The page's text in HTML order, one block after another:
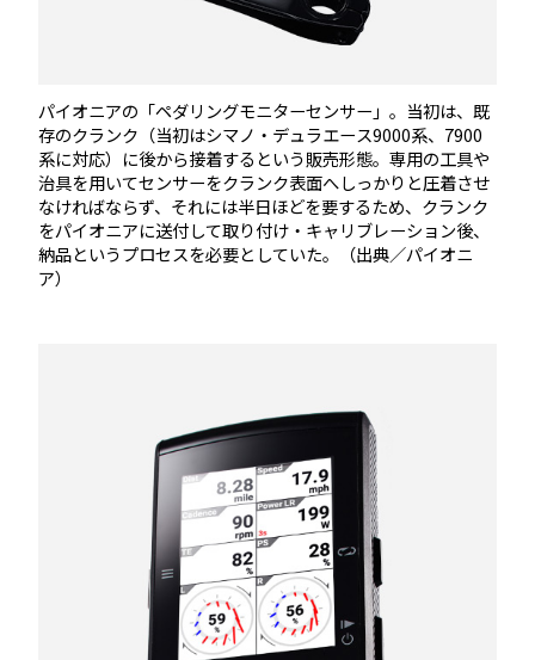
パイオニアの「ペダリングモニターセンサー」。当初は、既
存のクランク（当初はシマノ・デュラエース9000系、7900
系に対応）に後から接着するという販売形態。専用の工具や
治具を用いてセンサーをクランク表面へしっかりと圧着させ
なければならず、それには半日ほどを要するため、クランク
をパイオニアに送付して取り付け・キャリブレーション後、
納品というプロセスを必要としていた。（出典／パイオニ
ア）